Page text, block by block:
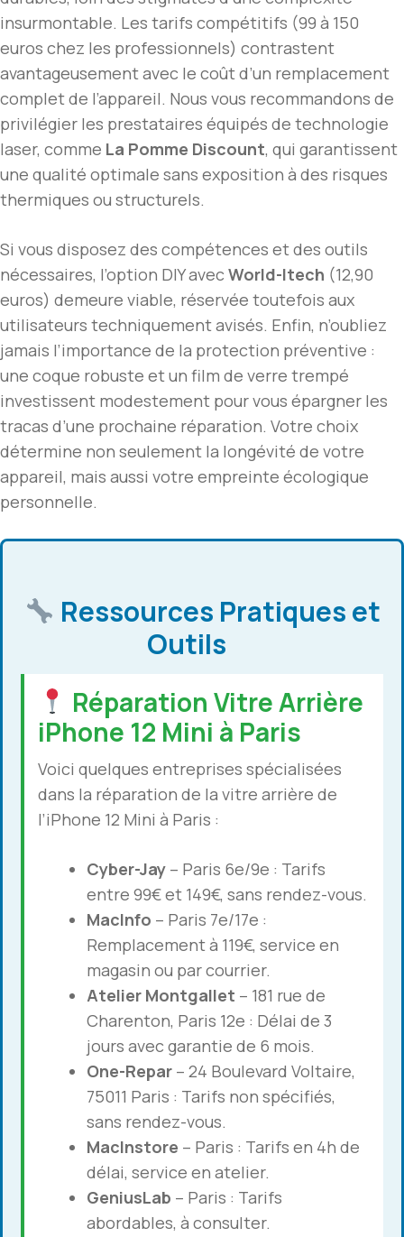
insurmontable. Les tarifs compétitifs (99 à 150
euros chez les professionnels) contrastent
avantageusement avec le coût d’un remplacement
complet de l’appareil. Nous vous recommandons de
privilégier les prestataires équipés de technologie
laser, comme La Pomme Discount, qui garantissent
une qualité optimale sans exposition à des risques
thermiques ou structurels.
Si vous disposez des compétences et des outils
nécessaires, l’option DIY avec World-Itech (12,90
euros) demeure viable, réservée toutefois aux
utilisateurs techniquement avisés. Enfin, n’oubliez
jamais l’importance de la protection préventive :
une coque robuste et un film de verre trempé
investissent modestement pour vous épargner les
tracas d’une prochaine réparation. Votre choix
détermine non seulement la longévité de votre
appareil, mais aussi votre empreinte écologique
personnelle.
Ressources Pratiques et
Outils
Réparation Vitre Arrière
iPhone 12 Mini à Paris
Voici quelques entreprises spécialisées
dans la réparation de la vitre arrière de
l’iPhone 12 Mini à Paris :
Cyber-Jay – Paris 6e/9e : Tarifs
entre 99€ et 149€, sans rendez-vous.
MacInfo – Paris 7e/17e :
Remplacement à 119€, service en
magasin ou par courrier.
Atelier Montgallet – 181 rue de
Charenton, Paris 12e : Délai de 3
jours avec garantie de 6 mois.
One-Repar – 24 Boulevard Voltaire,
75011 Paris : Tarifs non spécifiés,
sans rendez-vous.
MacInstore – Paris : Tarifs en 4h de
délai, service en atelier.
GeniusLab – Paris : Tarifs
abordables, à consulter.